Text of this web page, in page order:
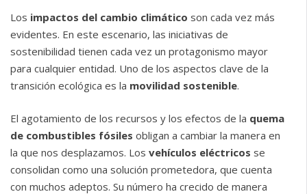
Los impactos del cambio climático son cada vez más
evidentes. En este escenario, las iniciativas de
sostenibilidad tienen cada vez un protagonismo mayor
para cualquier entidad. Uno de los aspectos clave de la
transición ecológica es la movilidad sostenible.
El agotamiento de los recursos y los efectos de la quema
de combustibles fósiles obligan a cambiar la manera en
la que nos desplazamos. Los vehículos eléctricos se
consolidan como una solución prometedora, que cuenta
con muchos adeptos. Su número ha crecido de manera